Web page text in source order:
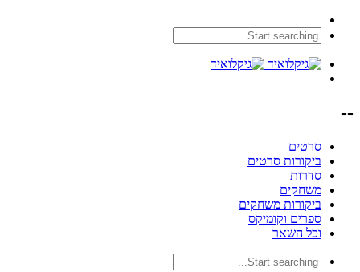
--
סרטים
ביקורות סרטים
סדרות
משחקים
ביקורות משחקים
ספרים וקומיקס
וכל השאר